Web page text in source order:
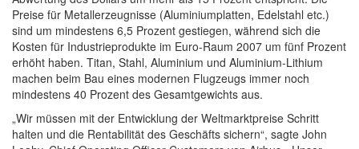
Preise für Metallerzeugnisse (Aluminiumplatten, Edelstahl etc.)
sind um mindestens 6,5 Prozent gestiegen, während sich die
Kosten für Industrieprodukte im Euro-Raum 2007 um fünf Prozent
erhöht haben. Titan, Stahl, Aluminium und Aluminium-Lithium
machen beim Bau eines modernen Flugzeugs immer noch
mindestens 40 Prozent des Gesamtgewichts aus.
„Wir müssen mit der Entwicklung der Weltmarktpreise Schritt
halten und die Rentabilität des Geschäfts sichern“, sagte John